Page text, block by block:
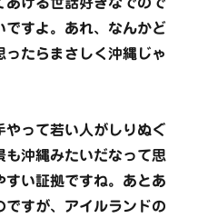
あげる世話好きなでので
ですよ。あれ、なんかど
ったらまさしく沖縄じゃ
やって若い人がしりぬぐ
も沖縄みたいだなって思
すい証拠ですね。あとあ
ですが、アイルランドの